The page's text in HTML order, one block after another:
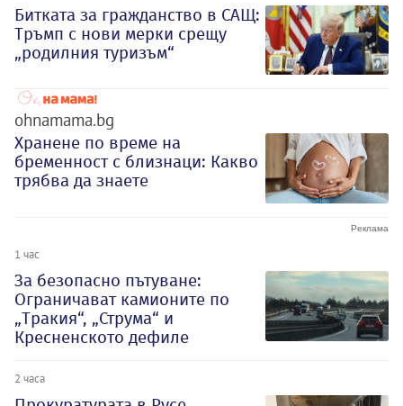
Битката за гражданство в САЩ:
Тръмп с нови мерки срещу
„родилния туризъм“
ohnamama.bg
Хранене по време на
бременност с близнаци: Какво
трябва да знаете
1 час
За безопасно пътуване:
Ограничават камионите по
„Тракия“, „Струма“ и
Кресненското дефиле
2 часа